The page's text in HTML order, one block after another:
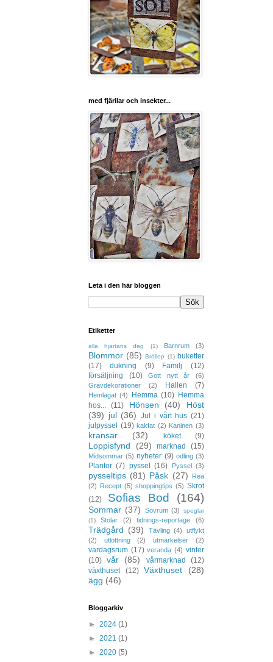
med fjärilar och insekter...
Leta i den här bloggen
Etiketter
alla hjärtans dag (1) Barnrum (3)
Blommor (85) Bröllop (1) buketter
(17)
dukning (9) Familj
(12)
försäljning
(10) Gott nytt år
(6)
Gravdekorationer
(2) Hallen (7)
Hemlagat (4) Hemma (10) Hemma
hos...
(11) Hönsen (40)
Höst
(39) jul (36) Jul i vårt hus (21)
julpyssel
(19) kakfat (2) Kaninen (3)
kransar (32) köket (9)
Loppisfynd (29) marknad (15)
Midsommar (5) nyheter (9) odling (3)
Plantor (7) pyssel (16) Pyssel (3)
pysseltips (81) Påsk (27)
Rea
(2) Recept (5) shoppingtips (5) Skrot
(12)
Sofias Bod (164)
Sommar (37) Sovrum (3)
speglar
(1)
Stolar (2) tidnings-reportage (6)
Trädgård (39) Tävling (4)
utflykt
(2)
utlottning (2) utmärkelser (2)
vardagsrum (17) veranda (4) vinter
(10) vår (85) vårmarknad
(12)
växthuset
(12) Växthuset
(28)
ägg (46)
Bloggarkiv
► 2024 (1)
► 2021 (1)
► 2020 (5)